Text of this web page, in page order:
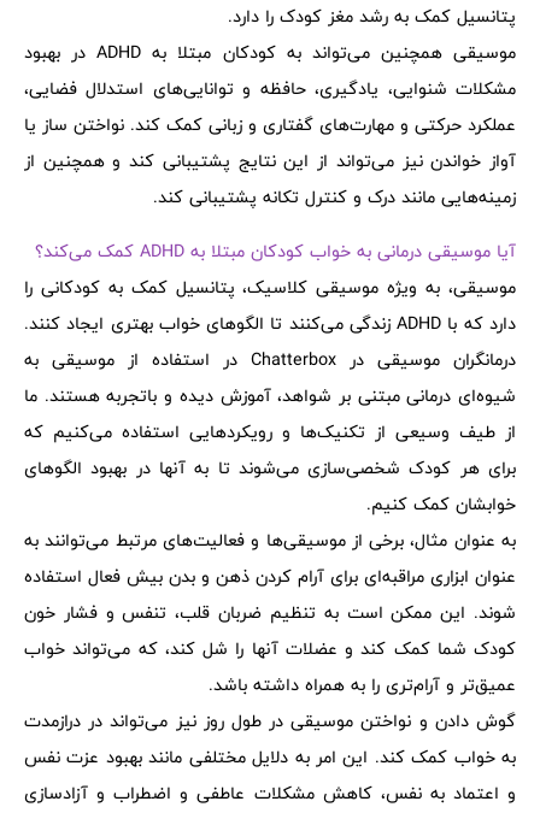
پتانسیل کمک به رشد مغز کودک را دارد.
موسیقی همچنین می‌تواند به کودکان مبتلا به ADHD در بهبود
مشکلات شنوایی، یادگیری، حافظه و توانایی‌های استدلال فضایی،
عملکرد حرکتی و مهارت‌های گفتاری و زبانی کمک کند. نواختن ساز یا
آواز خواندن نیز می‌تواند از این نتایج پشتیبانی کند و همچنین از
زمینه‌هایی مانند درک و کنترل تکانه پشتیبانی کند.
آیا موسیقی درمانی به خواب کودکان مبتلا به ADHD کمک می‌کند؟
موسیقی، به ویژه موسیقی کلاسیک، پتانسیل کمک به کودکانی را
دارد که با ADHD زندگی می‌کنند تا الگوهای خواب بهتری ایجاد کنند.
درمانگران موسیقی در Chatterbox در استفاده از موسیقی به
شیوه‌ای درمانی مبتنی بر شواهد، آموزش دیده و باتجربه هستند. ما
از طیف وسیعی از تکنیک‌ها و رویکردهایی استفاده می‌کنیم که
برای هر کودک شخصی‌سازی می‌شوند تا به آنها در بهبود الگوهای
خوابشان کمک کنیم.
به عنوان مثال، برخی از موسیقی‌ها و فعالیت‌های مرتبط می‌توانند به
عنوان ابزاری مراقبه‌ای برای آرام کردن ذهن و بدن بیش فعال استفاده
شوند. این ممکن است به تنظیم ضربان قلب، تنفس و فشار خون
کودک شما کمک کند و عضلات آنها را شل کند، که می‌تواند خواب
عمیق‌تر و آرام‌تری را به همراه داشته باشد.
گوش دادن و نواختن موسیقی در طول روز نیز می‌تواند در درازمدت
به خواب کمک کند. این امر به دلایل مختلفی مانند بهبود عزت نفس
و اعتماد به نفس، کاهش مشکلات عاطفی و اضطراب و آزادسازی